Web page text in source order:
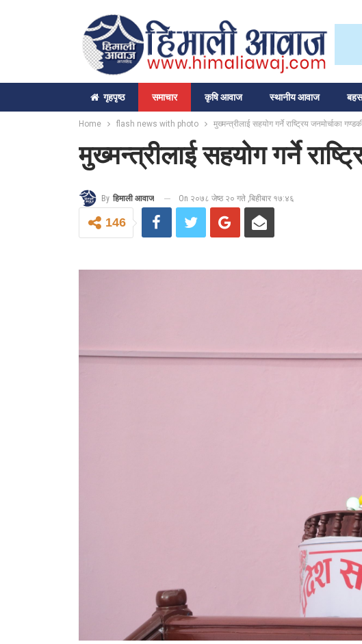
गृहपृष्‍ठ समाचार कृषि आवाज स्थानीय आवाज बहस
Home flash news with photo मुख्मन्त्रीलाई सहयोग गर्ने राष्ट्रिय जनमोर्चाका
मुख्मन्त्रीलाई सहयोग गर्ने
By हिमाली आवाज On २०७८ जेष्ठ २० गते ,बिहीबार १७:४६
146